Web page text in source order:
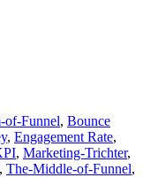
of-Funnel, Bounce
, Engagement Rate,
, Marketing-Trichter,
, The-Middle-of-Funnel,